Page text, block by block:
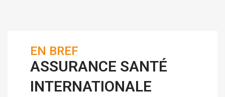
EN BREF
ASSURANCE SANTÉ
INTERNATIONALE